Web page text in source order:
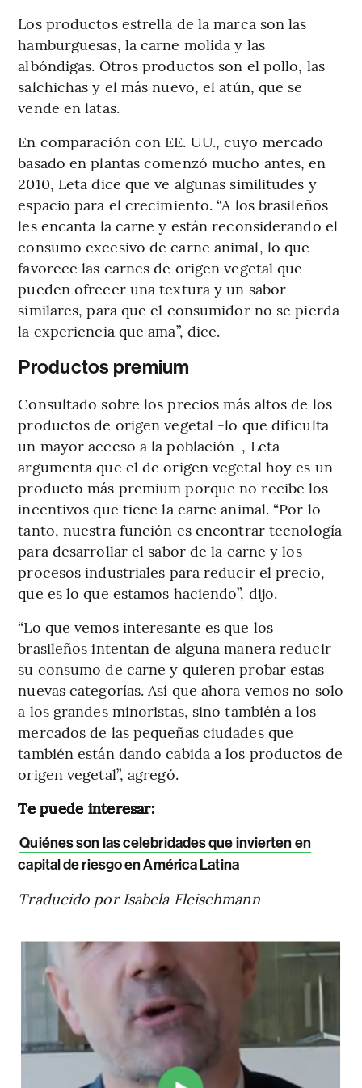
Los productos estrella de la marca son las
hamburguesas, la carne molida y las
albóndigas. Otros productos son el pollo, las
salchichas y el más nuevo, el atún, que se
vende en latas.
En comparación con EE. UU., cuyo mercado
basado en plantas comenzó mucho antes, en
2010, Leta dice que ve algunas similitudes y
espacio para el crecimiento. “A los brasileños
les encanta la carne y están reconsiderando el
consumo excesivo de carne animal, lo que
favorece las carnes de origen vegetal que
pueden ofrecer una textura y un sabor
similares, para que el consumidor no se pierda
la experiencia que ama”, dice.
Productos premium
Consultado sobre los precios más altos de los
productos de origen vegetal -lo que dificulta
un mayor acceso a la población-, Leta
argumenta que el de origen vegetal hoy es un
producto más premium porque no recibe los
incentivos que tiene la carne animal. “Por lo
tanto, nuestra función es encontrar tecnología
para desarrollar el sabor de la carne y los
procesos industriales para reducir el precio,
que es lo que estamos haciendo”, dijo.
“Lo que vemos interesante es que los
brasileños intentan de alguna manera reducir
su consumo de carne y quieren probar estas
nuevas categorías. Así que ahora vemos no solo
a los grandes minoristas, sino también a los
mercados de las pequeñas ciudades que
también están dando cabida a los productos de
origen vegetal”, agregó.
Te puede interesar:
Quiénes son las celebridades que invierten en
capital de riesgo en América Latina
Traducido por Isabela Fleischmann